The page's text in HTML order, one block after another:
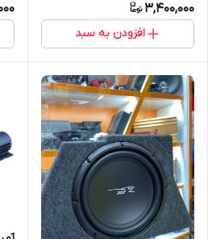
3,400,000
افزودن به سبد